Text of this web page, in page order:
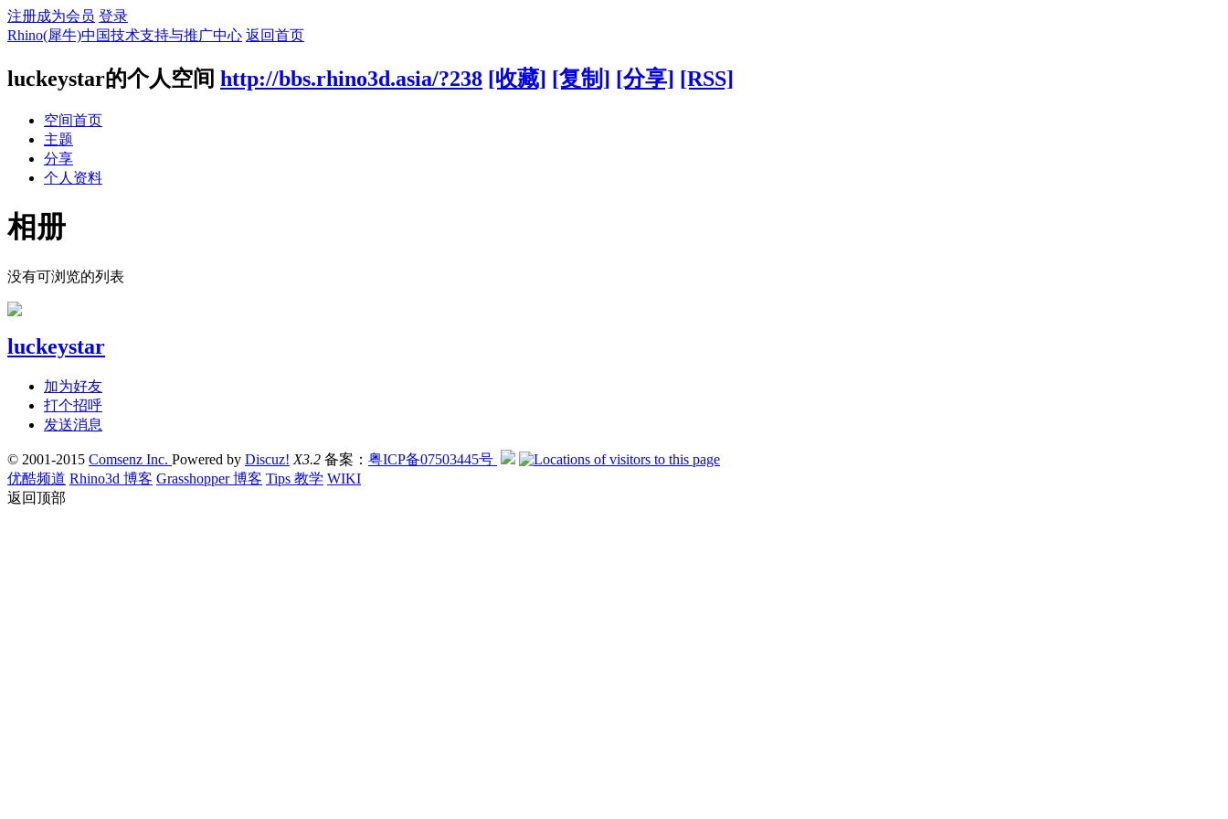
注册成为会员 登录
Rhino(犀牛)中国技术支持与推广中心 返回首页
luckeystar的个人空间 http://bbs.rhino3d.asia/?238 [收藏] [复制] [分享] [RSS]
空间首页
主题
分享
个人资料
相册
没有可浏览的列表
luckeystar
加为好友
打个招呼
发送消息
© 2001-2015 Comsenz Inc. Powered by Discuz! X3.2 备案： 粤ICP备07503445号
优酷频道 Rhino3d 博客 Grasshopper 博客 Tips 教学 WIKI
返回顶部